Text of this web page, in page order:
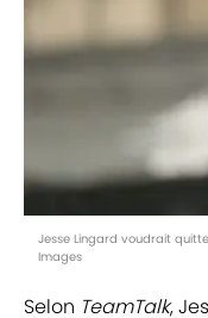
Jesse Lingard voudrait
Images
Selon TeamTalk,